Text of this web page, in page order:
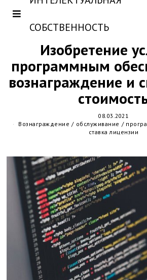
СОБСТВЕННОСТЬ
Изобретение
программным
вознаграждение и
08.03.2021
Вознаграждение / обслуживание /
ставка лицензии